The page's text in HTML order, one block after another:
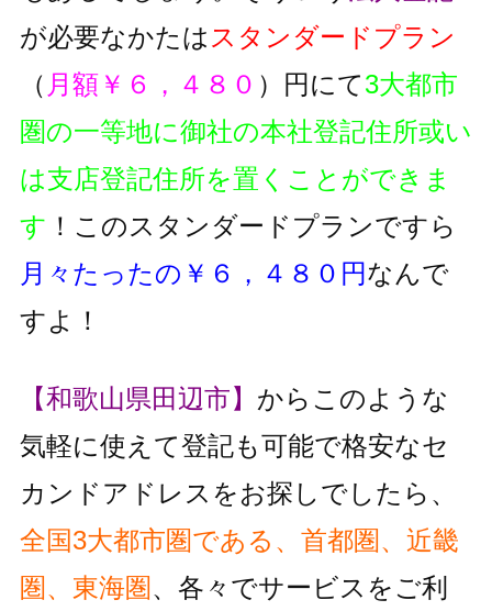
が必要なかたは スタンダードプラン
（ 月額￥６，４８０ ）円にて3大都市
圏の一等地に御社の本社登記住所或い
は支店登記住所を置くことができま
す ！このスタンダードプランですら
月々たったの￥６，４８０円なんで
すよ！
【和歌山県田辺市】 からこのような
気軽に使えて登記も可能で格安なセ
カンドアドレスをお探しでしたら、
全国3大都市圏である、首都圏、近畿
圏、東海圏、各々でサービスをご利